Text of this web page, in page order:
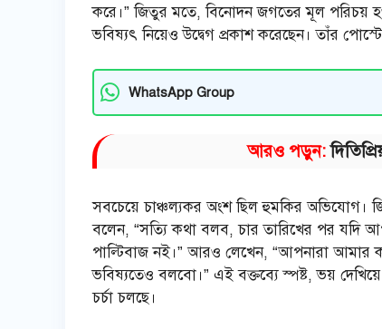
করে।” জিতুর মতে, বিনোদন জগতের মূল পরিচয়
ভবিষ্যৎ নিয়েও উদ্বেগ প্রকাশ করেছেন। তাঁর
WhatsApp Group
আরও পড়ুন:
সবচেয়ে চাঞ্চল্যকর অংশ ছিল হুমকির অভিযোগ।
বলেন, “সত্যি কথা বলব, চার তারিখের পর যদি
পাল্টিবাজ নই।” আরও লেখেন, “আপনারা আমার
ভবিষ্যতেও বলবো।” এই বক্তব্যে স্পষ্ট, ভয়
চর্চা চলছে।